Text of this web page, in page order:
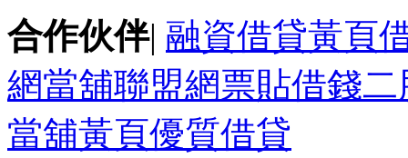
合作伙伴| 融資借貸黃頁
網當舖聯盟網票貼借錢二
當舖黃頁優質借貸